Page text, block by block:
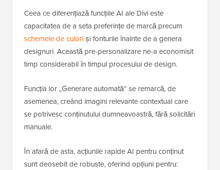
Ceea ce diferențiază funcțiile AI ale Divi este
capacitatea de a seta preferințe de marcă precum
schemele de culoriși fonturile înainte de a genera
designuri. Această pre-personalizare ne-a economisit
timp considerabil în timpul procesului de design.
Funcția lor „Generare automată” se remarcă, de
asemenea, creând imagini relevante contextual care
se potrivesc conținutului dumneavoastră, fără solicitări
manuale.
În afară de asta, acțiunile rapide AI pentru conținut
sunt deosebit de robuste, oferind opțiuni pentru: